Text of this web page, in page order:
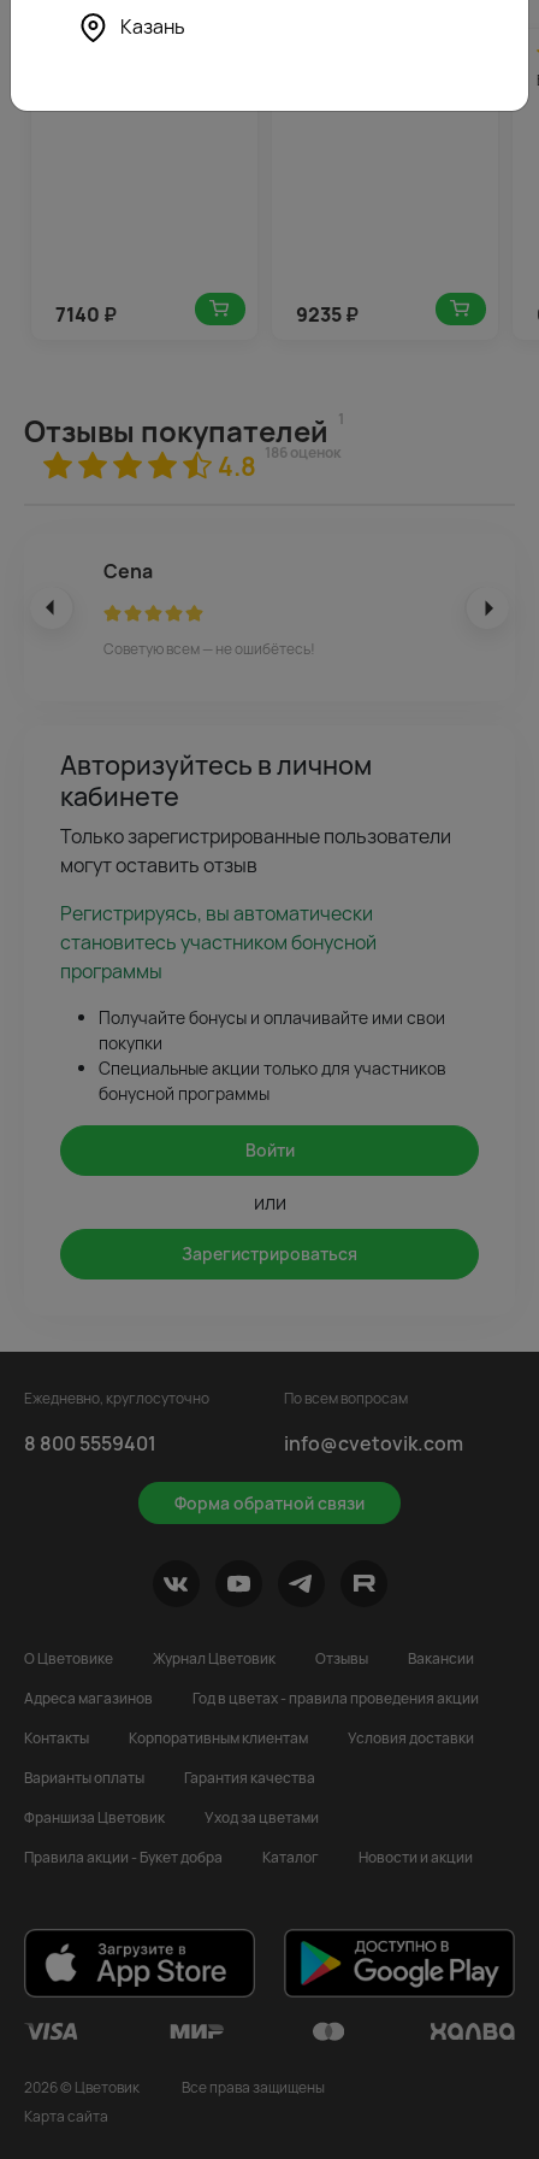
7140 ₽ 9235₽
Отзывы покупателей 1
4.8 186 оценок
Cena
Советую всем — не ошибётесь!
Авторизуйтесь в личном
кабинете
Только зарегистрированные пользователи
могут оставить отзыв
Регистрируясь, вы автоматически
становитесь участником бонусной
программы
Получайте бонусы и оплачивайте ими свои
покупки
Специальные акции только для участников
бонусной программы
Войти
или
Зарегистрироваться
Ежедневно, круглосуточно
8 800 5559401
Форма обратной связи
По всем вопросам
info@cvetovik.com
О Цветовике Журнал Цветовик Отзывы
Вакансии
Адреса магазинов
Год в цветах - правила проведения акции
Контакты
Корпоративным клиентам
Условия доставки
Варианты оплаты
Гарантия качества
Франшиза Цветовик
Уход за цветами
Правила акции - Букет добра
Каталог Новости и акции
2026 © Цветовик
Все права защищены
Карта сайта
Казань